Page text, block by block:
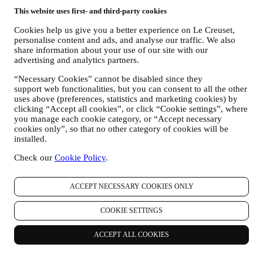
This website uses first- and third-party cookies
Cookies help us give you a better experience on Le Creuset,
personalise content and ads, and analyse our traffic. We also
share information about your use of our site with our
advertising and analytics partners.
“Necessary Cookies” cannot be disabled since they
support web functionalities, but you can consent to all the other
uses above (preferences, statistics and marketing cookies) by
clicking “Accept all cookies”, or click “Cookie settings”, where
you manage each cookie category, or “Accept necessary
cookies only”, so that no other category of cookies will be
installed.
Check our Cookie Policy.
ACCEPT NECESSARY COOKIES ONLY
COOKIE SETTINGS
ACCEPT ALL COOKIES
Winkelzoeker
Ondersteuning
Gebruiksaanwijzing
FAQ's
Verzending & retour
Contacteer ons
Herroepingsrecht
Juridische informatie
Algemene leveringsvoorwaarden
Verkoop- en Gebruiksvoorwaarden Cadeaukaarten
Privacybeleid
Cookiebeleid
Algemene Gebruiksvoorwaarden
Privacyverklaring - Retail-CCTV
Copyright © 2026, Le Creuset Benelux NV. All rights reserved. BE
0880 053 779.